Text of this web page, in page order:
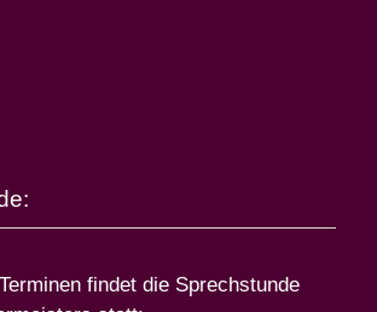
findet die Sprechstunde